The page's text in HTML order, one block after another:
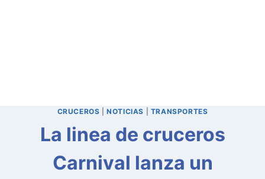
CRUCEROS |NOTICIAS TRANSPORTES
La linea de cruceros
Carnival lanza un